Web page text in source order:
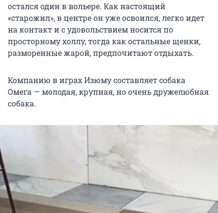
остался один в вольере. Как настоящий
«старожил», в центре он уже освоился, легко идет
на контакт и с удовольствием носится по
просторному холлу, тогда как остальные щенки,
разморенные жарой, предпочитают отдыхать.
Компанию в играх Изюму составляет собака
Омега — молодая, крупная, но очень дружелюбная
собака.